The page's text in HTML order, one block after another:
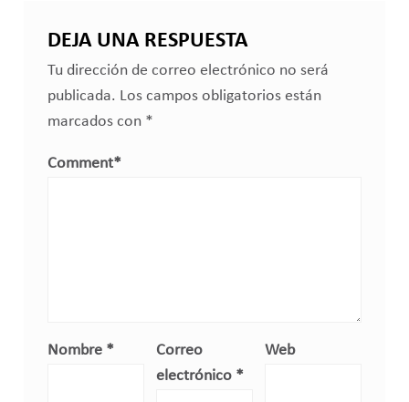
DEJA UNA RESPUESTA
Tu dirección de correo electrónico no será
publicada. Los campos obligatorios están
marcados con *
Comment*
Nombre *
Correo
electrónico *
Web